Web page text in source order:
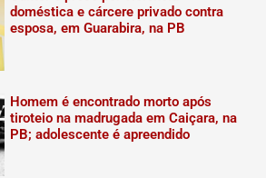
doméstica e cárcere privado contra
esposa, em Guarabira, na PB
Homem é encontrado morto após
tiroteio na madrugada em Caiçara, na
PB; adolescente é apreendido